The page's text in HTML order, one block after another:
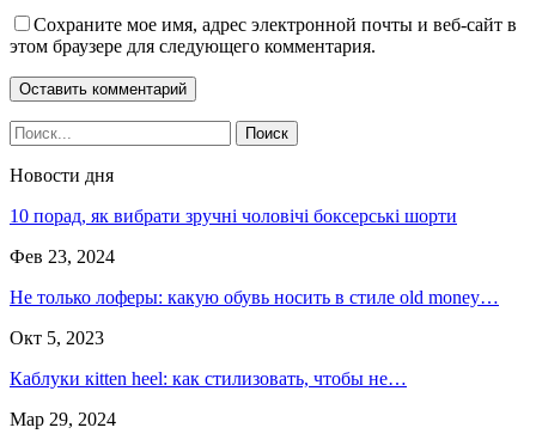
Сохраните мое имя, адрес электронной почты и веб-сайт в
этом браузере для следующего комментария.
Новости дня
10 порад, як вибрати зручні чоловічі боксерські шорти
Фев 23, 2024
Не только лоферы: какую обувь носить в стиле old money…
Окт 5, 2023
Каблуки кitten heel: как стилизовать, чтобы не…
Мар 29, 2024